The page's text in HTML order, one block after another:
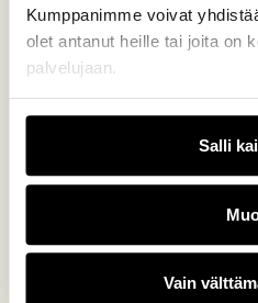
Kumppanimme voivat
olet antanut heille tai joita on
palvelujaan.
Salli
Vain
Gestione rapida
Onboarding
Generazione